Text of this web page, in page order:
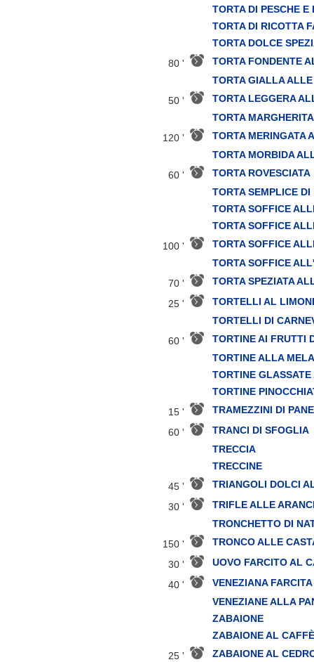
TORTA DI PESCHE E
TORTA DI RICOTTA
TORTA DOLCE
80 '
TORTA FONDENTE
TORTA GIALLA
50 '
TORTA LEGGERA
TORTA MARGHERITA
120 '
TORTA MERINGATA
TORTA MORBIDA
60 '
TORTA ROVESCIATA
TORTA SEMPLICE DI
TORTA SOFFICE
TORTA SOFFICE
100 '
TORTA SOFFICE
TORTA SOFFICE
70 '
TORTA SPEZIATA
25 '
TORTELLI AL
TORTELLI DI
60 '
TORTINE AI FRUTTI
TORTINE ALLA MELA
TORTINE
TORTINE
15 '
TRAMEZZINI DI
60 '
TRANCI DI SFOGLIA
TRECCIA
TRECCINE
45 '
TRIANGOLI DOLCI
30 '
TRIFLE ALLE
TRONCHETTO DI
150 '
TRONCO ALLE
30 '
UOVO FARCITO AL
40 '
VENEZIANA FARCITA
VENEZIANE ALLA
ZABAIONE
ZABAIONE AL CAFFÈ
25 '
ZABAIONE AL